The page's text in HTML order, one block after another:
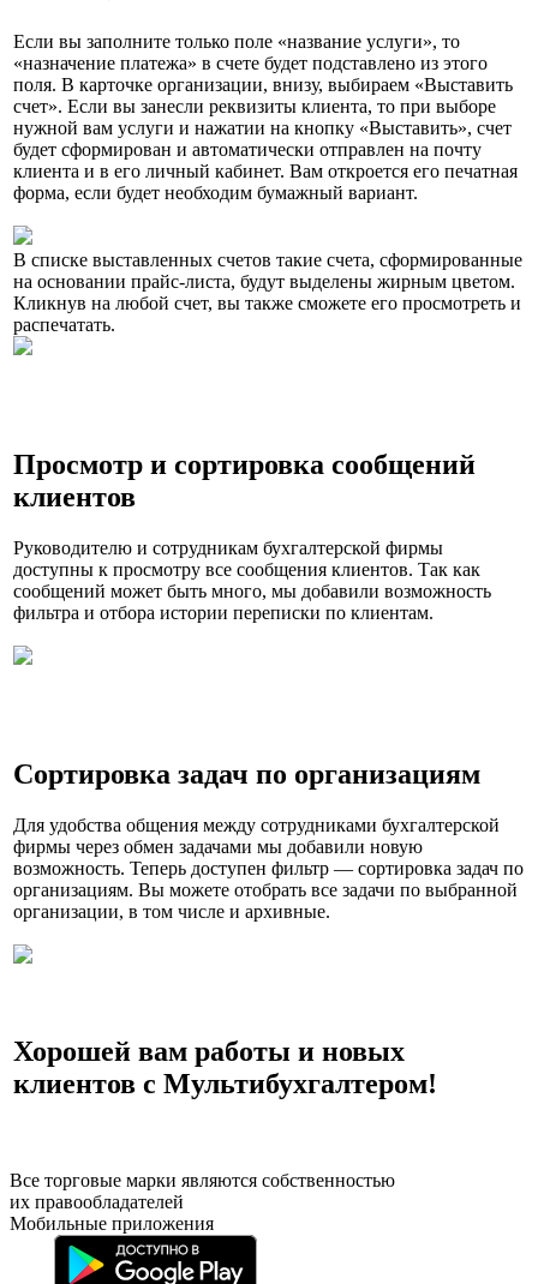
Если вы заполните только поле «название услуги», то
«назначение платежа» в счете будет подставлено из этого
поля. В карточке организации, внизу, выбираем «Выставить
счет». Если вы занесли реквизиты клиента, то при выборе
нужной вам услуги и нажатии на кнопку «Выставить», счет
будет сформирован и автоматически отправлен на почту
клиента и в его личный кабинет. Вам откроется его печатная
форма, если будет необходим бумажный вариант.
В списке выставленных счетов такие счета, сформированные
на основании прайс-листа, будут выделены жирным цветом.
Кликнув на любой счет, вы также сможете его просмотреть и
распечатать.
Просмотр и сортировка сообщений
клиентов
Руководителю и сотрудникам бухгалтерской фирмы
доступны к просмотру все сообщения клиентов. Так как
сообщений может быть много, мы добавили возможность
фильтра и отбора истории переписки по клиентам.
Сортировка задач по организациям
Для удобства общения между сотрудниками бухгалтерской
фирмы через обмен задачами мы добавили новую
возможность. Теперь доступен фильтр — сортировка задач по
организациям. Вы можете отобрать все задачи по выбранной
организации, в том числе и архивные.
Хорошей вам работы и новых
клиентов с Мультибухгалтером!
Все торговые марки являются собственностью
их правообладателей
Мобильные приложения